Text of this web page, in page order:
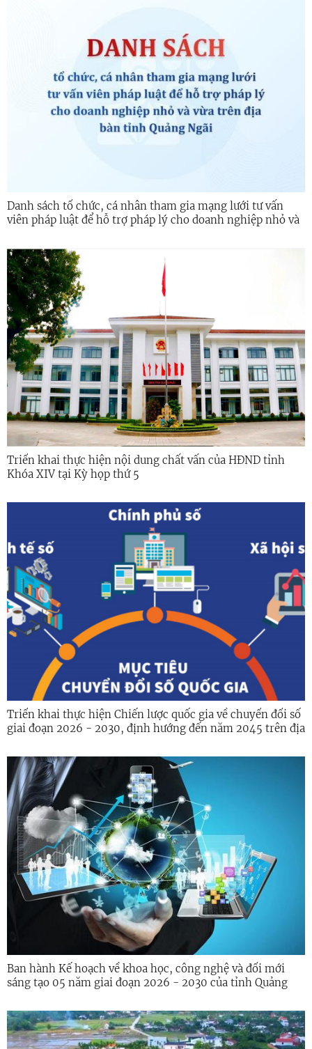
Danh sách tổ chức, cá nhân tham gia mạng lưới tư vấn
viên pháp luật để hỗ trợ pháp lý cho doanh nghiệp nhỏ và
Triển khai thực hiện nội dung chất vấn của HĐND tỉnh
Khóa XIV tại Kỳ họp thứ 5
Triển khai thực hiện Chiến lược quốc gia về chuyển đổi số
giai đoạn 2026 - 2030, định hướng đến năm 2045 trên địa
Ban hành Kế hoạch về khoa học, công nghệ và đổi mới
sáng tạo 05 năm giai đoạn 2026 - 2030 của tỉnh Quảng